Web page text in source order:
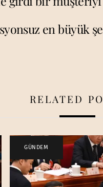
en büyük
RELATED
GÜNDEM